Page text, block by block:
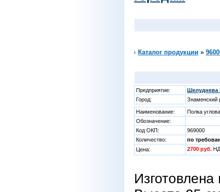
Каталог продукции »
Предприятие:
Шелуднева
Город:
Знаменский
Наименование:
Полка
Обозначение:
Код ОКП:
969000
Количество:
по
Цена:
2700 руб.